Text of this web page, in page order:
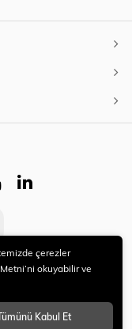
çerezler
okuyabilir ve
Kabul Et